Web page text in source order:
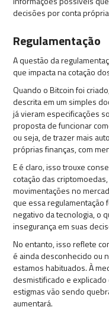
decisões por conta
Regulamentação
A questão da
que impacta na cotação
Quando o Bitcoin foi
descrita em um simples
já vieram especificações
proposta de funcionar
ou seja, de trazer mais
próprias finanças, com
E é claro, isso trouxe
cotação das
movimentações no
que essa regulamentação
negativo da tecnologia, o
insegurança em suas
No entanto, isso reflete
é ainda desconhecido ou
estamos habituados. À
desmistificado e
estigmas vão sendo
aumentará.